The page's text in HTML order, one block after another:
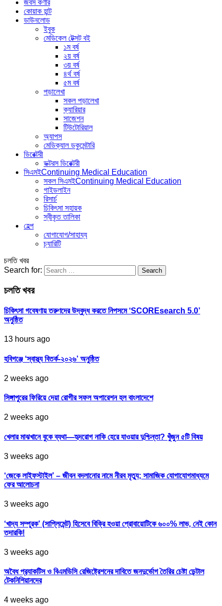
জবস কর্ণার
কোয়াক হান্ট
ডাউনলোড
ইবুক
মেডিকেল টেক্সট বই
১ম বর্ষ
২য় বর্ষ
৩য় বর্ষ
৪র্থ বর্ষ
৫ম বর্ষ
পড়ালেখা
সকল পড়ালেখা
ক্যারিয়ার
সাজেশন
টিউটোরিয়াল
অ্যাপস
মেডিক্যাল ডকুমেন্টারি
ডিরেক্টরী
ডক্টরস ডিরেক্টরী
সিএমইContinuing Medical Education
সকল সিএমইContinuing Medical Education
গাইডলাইন
রিসার্চ
চিকিৎসা সহায়ক
স্বীকৃত তালিকা
হেল্প
যোগাযোগ/সাহায্য
চ্যারিটি
চলতি খবর
Search for:
চলতি খবর
চিকিৎসা গবেষণায় তরুণদের উদ্বুদ্ধ করতে নিপসমে ‘SCOREsearch 5.0’
অনুষ্ঠিত
13 hours ago
হবিগঞ্জে ‘স্বাস্থ্য বিতর্ক-২০২৬’ অনুষ্ঠিত
2 weeks ago
সিঙ্গাপুরের ফিরিয়ে দেয়া রোগীর সফল অপারেশন হল বাংলাদেশে
2 weeks ago
খেলার মাঝখানে বুকে ব্যথা—হৃদরোগ নাকি হেরে যাওয়ার দুশ্চিন্তা? খুঁজুন ৫টি বিষয়
3 weeks ago
‘জেকে লাইফস্টাইল’ – জীবন বদলানোর নামে নীরব মৃত্যু; সামাজিক যোগাযোগমাধ্যমে
ফের আলোচনা
3 weeks ago
‘খাদ্য সম্পূরক’ (সাপ্লিমেন্ট) হিসেবে বিক্রি হওয়া প্রোবায়োটিকে ৬০০% লাভ, নেই কোন
তদারকি!
3 weeks ago
অবৈধ প্র‍্যাকটিস ও বিএমডিসি রেজিষ্ট্রেশনের দাবিতে জনদুর্ভোগ তৈরির চেষ্টা ডেন্টাল
টেকনিশিয়ানদের
4 weeks ago